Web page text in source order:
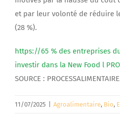
et par leur volonté de réduire
(28 %).
https://65 % des entreprises
investir dans la New Food l
SOURCE :
11/07/2025 Agroalimentaire, Bio,